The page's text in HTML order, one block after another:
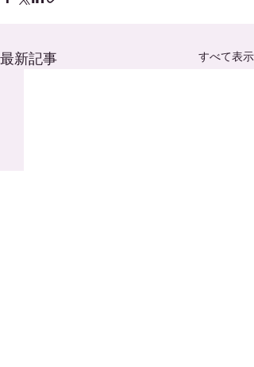
最新記事 すべて表示